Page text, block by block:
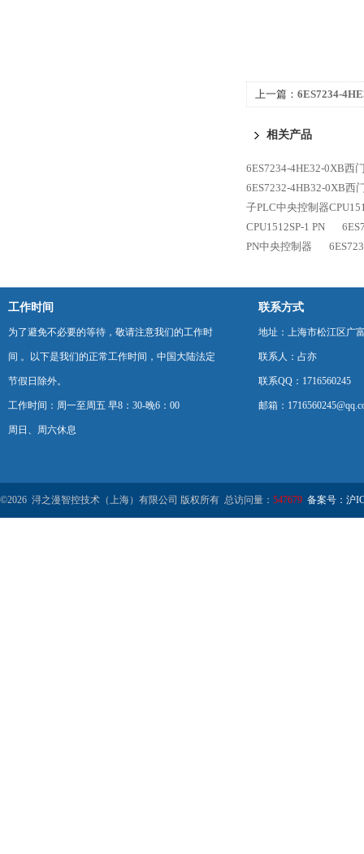
上一篇： 6ES7234-
相关产品
6ES7234-4HE32-0XB西
6ES7232-4HB32-0XB西
子PLC中央控制器
CPU1512SP-1 PN
PN中央控制器
工作时间
为了避免不必要的等待，敬请注意我们的工作时
间 。以下是我们的正常工作时间，中国大陆法定
节假日除外。
工作时间：周一至周五 早8：30-晚6：00
周日、周六休息
联系方式
地址：上海市松江区广
联系人：占亦
联系QQ：1716560245
邮箱：
©2026 浔之漫智控技术（上海）有限公司 版权所有 总访问量： 547679 备案号：沪